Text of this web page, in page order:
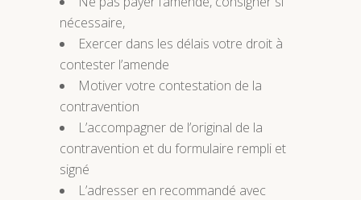
nécessaire,
Exercer dans les délais votre droit à
contester l’amende
Motiver votre contestation de la
contravention
L’accompagner de l’original de la
contravention et du formulaire rempli et
signé
L’adresser en recommandé avec